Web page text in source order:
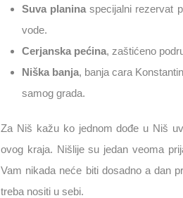
Suva planina specijalni rezervat
vode.
Cerjanska pećina, zaštićeno
Niška banja, banja cara
samog grada.
Za Niš kažu ko jednom dođe u Niš
ovog kraja. Nišlije su jedan veoma
Vam nikada neće biti dosadno a dan
treba nositi u sebi.